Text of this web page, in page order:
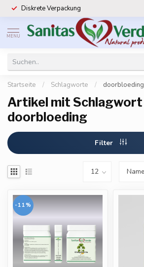
Diskrete Verpackung
MENU
Startseite / Schlagworte / doorbloeding
Artikel mit Schlagwort
doorbloeding
Filter
-11%